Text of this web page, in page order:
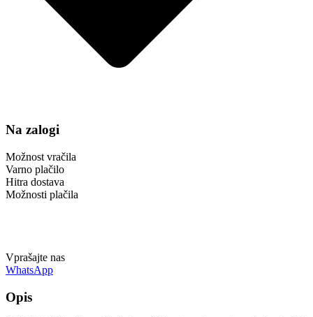
Na zalogi
Možnost vračila
Varno plačilo
Hitra dostava
Možnosti plačila
Vprašajte nas
WhatsApp
Opis